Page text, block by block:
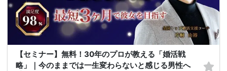
【セミナー】無料！30年のプロが教える「婚活戦
略」｜今のままでは一生変わらないと感じる男性へ